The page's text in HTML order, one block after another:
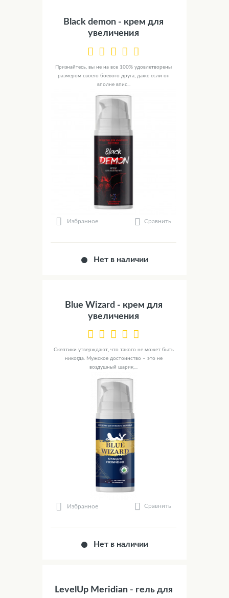
Black demon - крем для
увеличения
Признайтесь, вы не на все 100% удовлетворены
размером своего боевого друга, даже если он
вполне впис...
Избранное Сравнить
Нет в наличии
Blue Wizard - крем для
увеличения
Скептики утверждают, что такого не может быть
никогда. Мужское достоинство – это не
воздушный шарик,...
Избранное Сравнить
Нет в наличии
LevelUp Meridian - гель для